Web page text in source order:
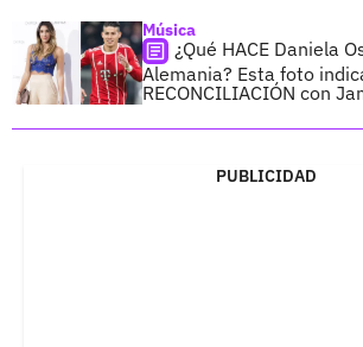
Música
¿Qué HACE Daniela
Alemania? Esta foto
RECONCILIACIÓN con
PUBLICIDAD